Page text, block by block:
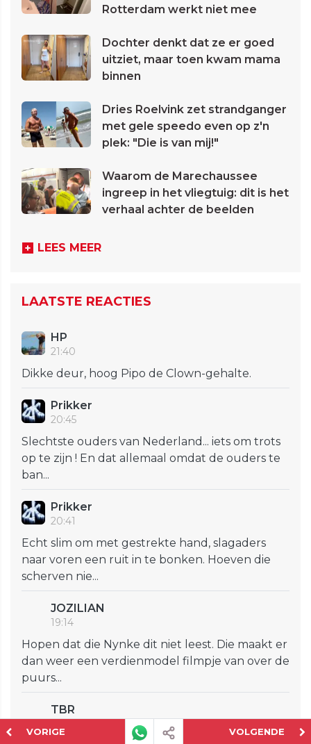
VORIGE VOLGENDE
Rotterdam werkt niet mee
Dochter denkt dat ze er goed
uitziet, maar toen kwam mama
binnen
Dries Roelvink zet strandganger
met gele speedo even op z'n
plek: "Die is van mij!"
Waarom de Marechaussee
ingreep in het vliegtuig: dit is het
verhaal achter de beelden
LEES MEER
LAATSTE REACTIES
HP
21:40
Dikke deur, hoog Pipo de Clown-gehalte.
Prikker
20:45
Slechtste ouders van Nederland... iets om trots
op te zijn ! En dat allemaal omdat de ouders te
ban...
Prikker
20:41
Echt slim om met gestrekte hand, slagaders
naar voren een ruit in te bonken. Hoeven die
scherven nie...
JOZILIAN
19:14
Hopen dat die Nynke dit niet leest. Die maakt er
dan weer een verdienmodel filmpje van over de
puurs...
TBR